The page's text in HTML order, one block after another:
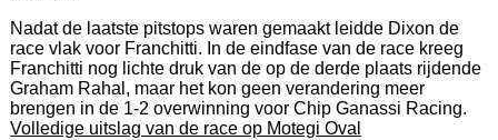
Nadat de laatste pitstops waren gemaakt leidde Dixon de
race vlak voor Franchitti. In de eindfase van de race kreeg
Franchitti nog lichte druk van de op de derde plaats rijdende
Graham Rahal, maar het kon geen verandering meer
brengen in de 1-2 overwinning voor Chip Ganassi Racing.
Volledige uitslag van de race op Motegi Oval